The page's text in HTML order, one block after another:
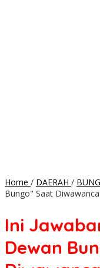
Home / DAERAH /
Bungo" Saat
Ini
Dewan